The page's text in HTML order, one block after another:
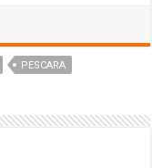
PESCARA